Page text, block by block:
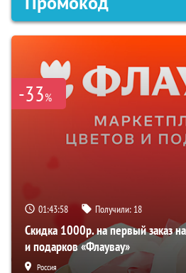
-33%
01:43:58 Получили: 18
Скидка 1000р. на первый заказ
и подарков «Флаувау»
Россия